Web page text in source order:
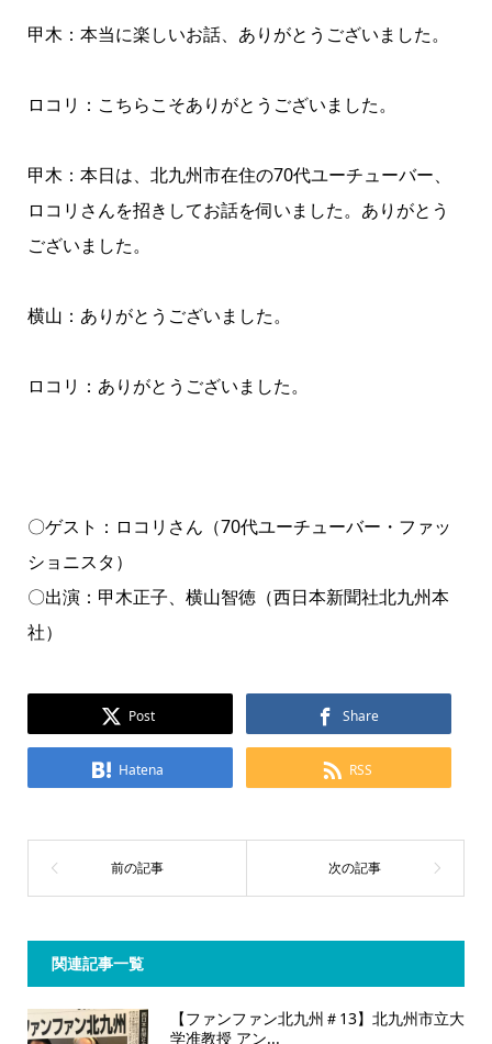
甲木：本当に楽しいお話、ありがとうございました。
ロコリ：こちらこそありがとうございました。
甲木：本日は、北九州市在住の70代ユーチューバー、
ロコリさんを招きしてお話を伺いました。ありがとう
ございました。
横山：ありがとうございました。
ロコリ：ありがとうございました。
〇ゲスト：ロコリさん（70代ユーチューバー・ファッ
ショニスタ）
〇出演：甲木正子、横山智徳（西日本新聞社北九州本
社）
Post Share
Hatena RSS
関連記事一覧
【ファンファン北九州＃13】北九州市立大
学准教授 アン...